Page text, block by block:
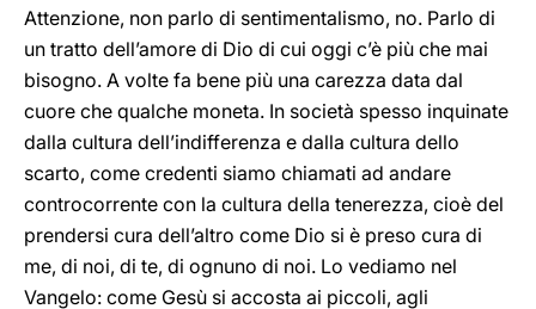
Attenzione, non parlo di sentimentalismo, no. Parlo di
un tratto dell’amore di Dio di cui oggi c’è più che mai
bisogno. A volte fa bene più una carezza data dal
cuore che qualche moneta. In società spesso inquinate
dalla cultura dell’indifferenza e dalla cultura dello
scarto, come credenti siamo chiamati ad andare
controcorrente con la cultura della tenerezza, cioè del
prendersi cura dell’altro come Dio si è preso cura di
me, di noi, di te, di ognuno di noi. Lo vediamo nel
Vangelo: come Gesù si accosta ai piccoli, agli